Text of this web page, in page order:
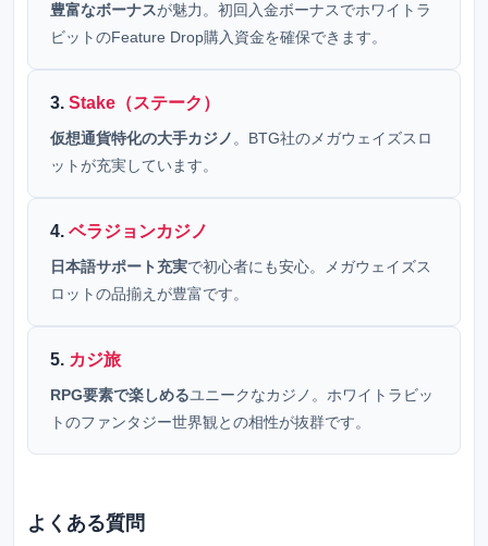
豊富なボーナスが魅力。初回入金ボーナスでホワイトラ
ビットのFeature Drop購入資金を確保できます。
3. Stake（ステーク）
仮想通貨特化の大手カジノ。BTG社のメガウェイズスロ
ットが充実しています。
4. ベラジョンカジノ
日本語サポート充実で初心者にも安心。メガウェイズス
ロットの品揃えが豊富です。
5. カジ旅
RPG要素で楽しめるユニークなカジノ。ホワイトラビッ
トのファンタジー世界観との相性が抜群です。
よくある質問